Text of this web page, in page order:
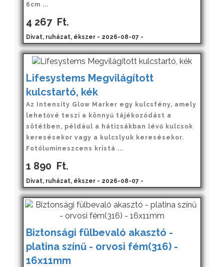
6cm ...
4 267 Ft.
Divat, ruházat, ékszer - 2026-08-07 -
Lifesystems Megvilágított
kulcstartó, kék
Az Intensity Glow Marker egy kulcsfény, amely
lehetővé teszi a könnyű tájékozódást a
sötétben, például a hátizsákban lévő kulcsok
keresésekor vagy a kulcslyuk keresésekor.
Fotólumineszcens kristá ...
1 890 Ft.
Divat, ruházat, ékszer - 2026-08-07 -
Biztonsági fülbevaló akasztó -
platina színű - orvosi fém(316) -
16x11mm